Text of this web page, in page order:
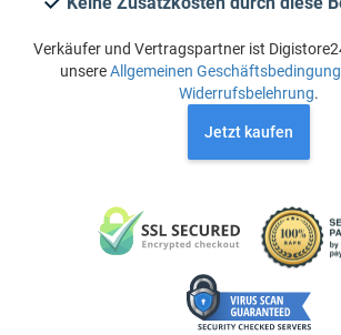
Verkäufer und Vertragspartner ist
unsereAllgemeinen
Widerrufsbelehrung.
Jetzt kaufen